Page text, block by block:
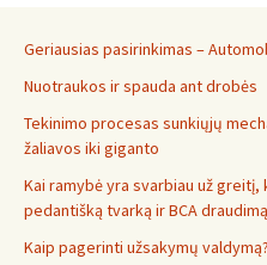
Geriausias pasirinkimas –
Nuotraukos ir spauda ant drobės
Tekinimo procesas sunkiųjų
žaliavos iki giganto
Kai ramybė yra svarbiau už greitį,
pedantišką tvarką ir BCA draudimą
Kaip pagerinti užsakymų valdymą?